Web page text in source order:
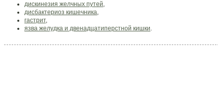
дискинезия желчных путей,
дисбактериоз кишечника,
гастрит,
язва желудка и двенадцатиперстной кишки.